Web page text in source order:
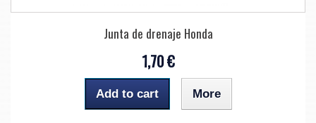
Junta de drenaje Honda
1,70 €
Add to cart More